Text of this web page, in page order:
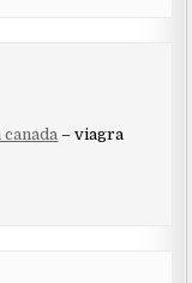
– viagra